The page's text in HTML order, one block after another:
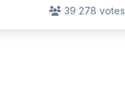
39 278 votes